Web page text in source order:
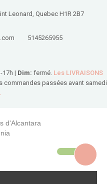
Leonard, Quebec H1R 2B7
5145265955
17h | Dim: fermé. Les LIVRAISONS
commandes passées avant samedi